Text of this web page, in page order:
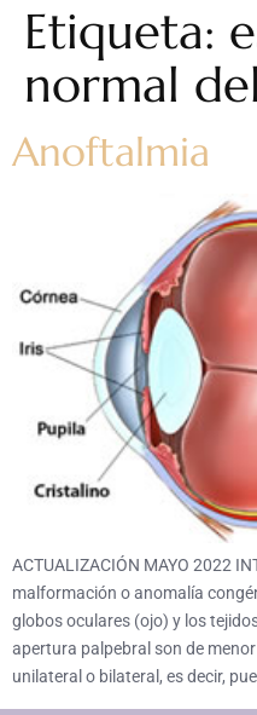
Etiqueta:
normal
Anoftalmia
ACTUALIZACIÓN MAYO 2022
malformación o anomalía
globos oculares (ojo) y los
apertura palpebral son de
unilateral o bilateral, es decir,